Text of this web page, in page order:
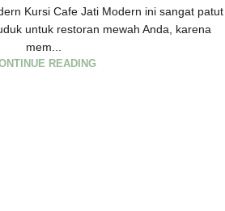
Kursi Cafe Jati Modern ini sangat patut
untuk restoran mewah Anda, karena
mem...
READING